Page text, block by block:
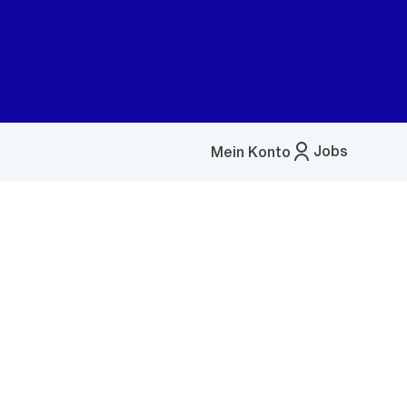
Jobs
Mein Konto
Menü